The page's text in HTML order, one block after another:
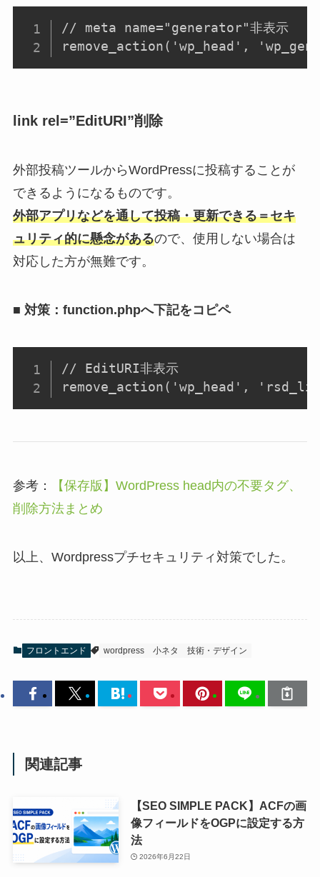
// meta name="generator"非表示
remove_action('wp_head',
link rel=”EditURI”削除
外部投稿ツールからWordPressに投稿することが
できるようになるものです。
外部アプリなどを通して投稿・更新できる＝セキ
ュリティ的に懸念があるので、使用しない場合は
対応した方が無難です。
■ 対策：function.phpへ下記をコピペ
// EditURI非表示
remove_action('wp_head',
参考：
【保存版】WordPress head内の不要タグ、
削除方法まとめ
以上、Wordpressプチセキュリティ対策でした。
フロントエンド wordpress 小ネタ 技術・デザイン
関連記事
【SEO SIMPLE PACK】ACFの画
像フィールドをOGPに設定する方
法
2026年6月22日